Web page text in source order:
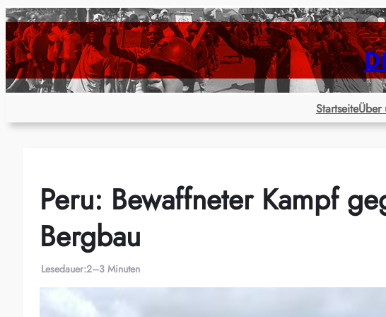
Zum
Inhalt
springen
StartseiteÜber
Peru: Bewaffneter Kampf
Bergbau
Lesedauer:2–3 Minuten